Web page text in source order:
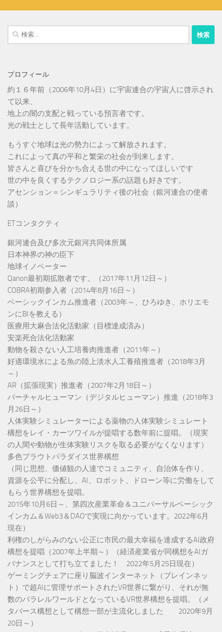
検
索:
プロフィール
約１６年前（2006年10月4日）に宇宙連合の宇宙人に啓示され
て以来、
地上の闇の支配と戦っている預言者です。
光の戦士として長年活動しています。
もうすぐ地球は光の勢力によって解放されます。
これによって真の平和と繁栄の社会が到来します。
皆さんと喜びを分かち合える世の中になってほしいです
世の中を良くするテクノロジー系の話題も好きです。
アセンション＝シンギュラリティ後の社会（銀河連合の使者
談）
ETコンタクティ
銀河連合及び多次元銀河共同体所属
日本神界の神の臣下
地球イノベーター
Qanon最初期拡散者です。（2017年11月12日～）
COBRA初期参入者（2014年8月16日～）
ベーシックインカム推進者（2003年～、ひろゆき、ホリエモ
ンにBIを教える）
医療用大麻合法化活動家（目標達成済み）
安楽死合法化活動家
動物を殺さない人工培養肉推進者（2011年～）
好適環境水による魚の陸上淡水人工養殖推進者（2018年3月
～）
AR（拡張現実）推進者（2007年2月18日～）
バーチャルヒューマン（デジタルヒューマン）推進（2018年3
月26日～）
人体実験シミュレーターによる薬物の人体実験シミュレート
構想をレイ・カーツワイルが提唱する数年前に提唱。（現実
の人間や動物が生体実験リスクを取る必要がなくなります）
多色プラウトパラダイス世界構想
（同じ思想、価値観の人達でコミュニティ、自治体を作り、
資源を公平に分配し、AI、ロボット、ドローン等に労働をして
もらう世界構想を提唱。
2015年10月6日～、第四次産業革命＆ユニバーサルベーシック
インカム＆Web3＆DAOで実現に向かっています。2022年6月
現在）
利権のしがらみのない公正に市民の最大幸福を達成するAI政府
構想を提唱（2007年上半期～）（経済産業省が同構想をAIガ
バナンスとして打ち立てました！ 2022年5月25日現在）
ゲーミングチェアに座り脳波インターネット（ブレインネッ
ト）で超AIに管理サポートされたVR世界に繋がり、それが無
数のパラレルワールドとなっているVR世界構想を提唱。（メ
タバース構想として構想一部が主流化しました 2020年9月
20日～）